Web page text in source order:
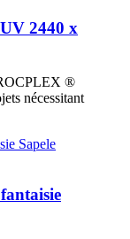
2440 x
®
nécessitant